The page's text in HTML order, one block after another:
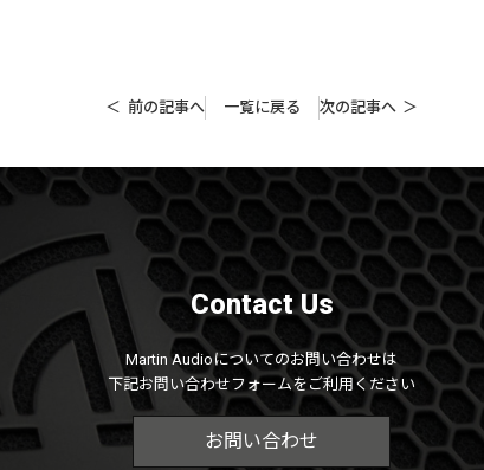
前の記事へ 一覧に戻る 次の記事へ
Contact Us
Martin Audioについてのお問い合わせは
下記お問い合わせフォームをご利用ください
お問い合わせ